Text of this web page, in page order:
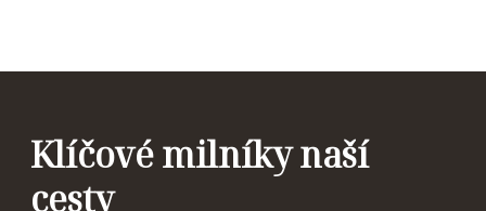
Klíčové milníky naší
cesty
Významné personální posílení všech